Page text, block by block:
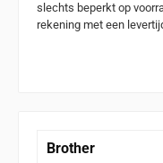
slechts beperkt op
rekening met een
Brother